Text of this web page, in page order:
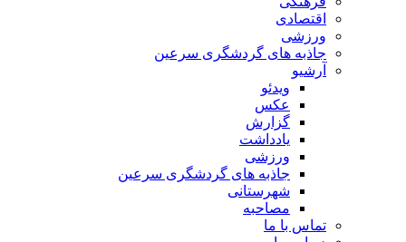
اقتصادی
ورزشی
جاذبه های گردشگری سرعین
آرشیو
ویدئو
عکس
گزارش
یادداشت
ورزشی
جاذبه های گردشگری سرعین
شهرستانی
مصاحبه
تماس با ما